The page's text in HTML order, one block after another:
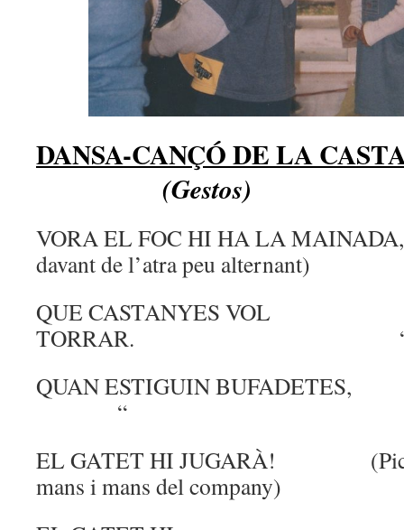
DANSA-CANÇÓ DE LA
(Gestos)
VORA EL FOC HI HA LA
davant de l’atra peu alternant)
QUE CASTANYES VOL
TORRAR.
QUAN ESTIGUIN
“
EL GATET HI JUGARÀ! (Picar
mans i mans del company)